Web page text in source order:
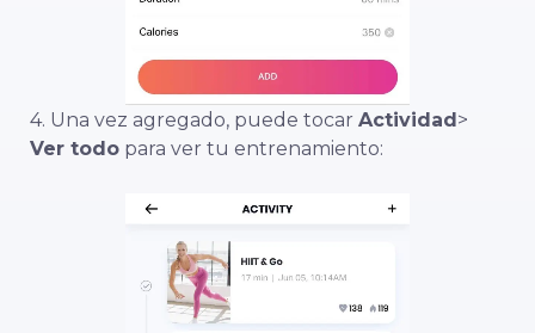
4. Una vez agregado, puede tocar Actividad>
Ver todo para ver tu entrenamiento: